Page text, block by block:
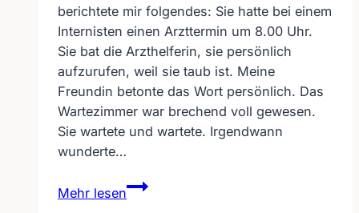
berichtete mir folgendes: Sie hatte bei einem
Internisten einen Arzttermin um 8.00 Uhr.
Sie bat die Arzthelferin, sie persönlich
aufzurufen, weil sie taub ist. Meine
Freundin betonte das Wort persönlich. Das
Wartezimmer war brechend voll gewesen.
Sie wartete und wartete. Irgendwann
wunderte…
Mehr lesen
Beim
Arzt